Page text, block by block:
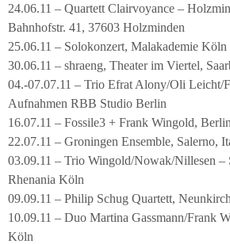
24.06.11 – Quartett Clairvoyance –
Bahnhofstr. 41, 37603 Holzminden
25.06.11 – Solokonzert, Malakademie Köln
30.06.11 – shraeng, Theater im Viertel,
04.-07.07.11 – Trio Efrat Alony/Oli Leicht/
Aufnahmen RBB Studio Berlin
16.07.11 – Fossile3 + Frank Wingold, Berlin
22.07.11 – Groningen Ensemble, Salerno,
03.09.11 – Trio Wingold/Nowak/Nillesen –
Rhenania Köln
09.09.11 – Philip Schug Quartett,
10.09.11 – Duo Martina Gassmann/Frank
Köln